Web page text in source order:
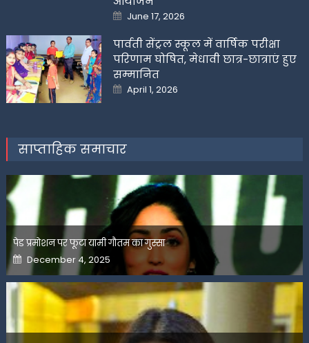
Posted
on
June 17, 2026
पार्वती सेंट्रल स्कूल में वार्षिक परीक्षा
परिणाम घोषित, मेधावी छात्र-छात्राएं हुए
सम्मानित
Posted
on
April 1, 2026
साप्ताहिक समाचार
पेड प्रमोशन पर फूटा यामी गौतम का गुस्सा
Posted
on
December 4, 2025